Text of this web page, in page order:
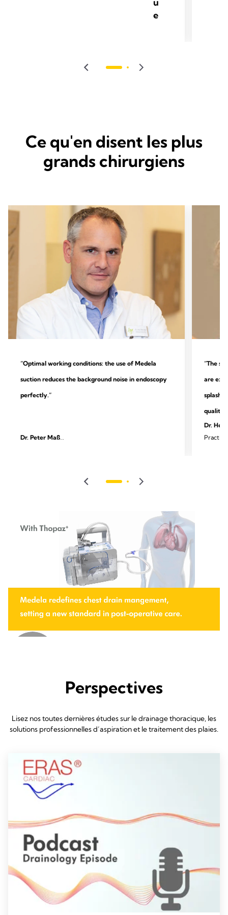
e
Ce qu'en disent les plus
grands chirurgiens
“Optimal working conditions: the use of Medela
suction reduces the background noise in endoscopy
perfectly.”
Dr. Peter Maß
“The
are
quality.”
Dr.
Perspectives
Lisez nos toutes dernières études sur le drainage thoracique, les
solutions professionnelles d’aspiration et le traitement des plaies.